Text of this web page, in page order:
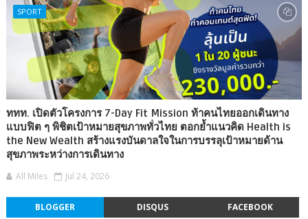
SPORT
ททท. เปิดตัวโครงการ 7-Day Fit Mission ท้าคนไทยออกเดินทาง
แบบฟิต ๆ พิชิตเป้าหมายสุขภาพทั่วไทย ตอกย้ำแนวคิด Health is
the New Wealth สร้างแรงบันดาลใจในการบรรลุเป้าหมายด้าน
สุขภาพระหว่างการเดินทาง
All Miles Jul 24, 2026
BLOGGER DISQUS FACEBOOK